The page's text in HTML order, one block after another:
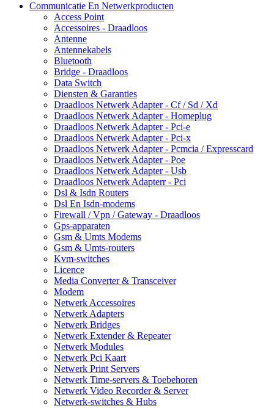
Communicatie En Netwerkproducten
Access Point
Accessoires - Draadloos
Antenne
Antennekabels
Bluetooth
Bridge - Draadloos
Data Switch
Diensten & Garanties
Draadloos Netwerk Adapter - Cf / Sd / Xd
Draadloos Netwerk Adapter - Homeplug
Draadloos Netwerk Adapter - Pci-e
Draadloos Netwerk Adapter - Pci-x
Draadloos Netwerk Adapter - Pcmcia / Expresscard
Draadloos Netwerk Adapter - Poe
Draadloos Netwerk Adapter - Usb
Draadloos Netwerk Adapterr - Pci
Dsl & Isdn Routers
Dsl En Isdn-modems
Firewall / Vpn / Gateway - Draadloos
Gps-apparaten
Gsm & Umts Modems
Gsm & Umts-routers
Kvm-switches
Licence
Media Converter & Transceiver
Modem
Netwerk Accessoires
Netwerk Adapters
Netwerk Bridges
Netwerk Extender & Repeater
Netwerk Modules
Netwerk Pci Kaart
Netwerk Print Servers
Netwerk Time-servers & Toebehoren
Netwerk Video Recorder & Server
Netwerk-switches & Hubs